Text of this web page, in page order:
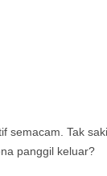
semacam. Tak
panggil keluar?